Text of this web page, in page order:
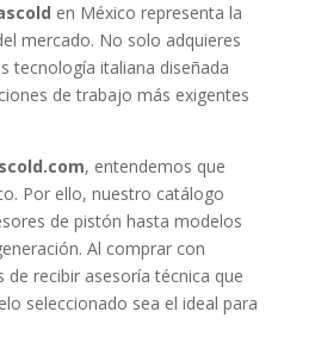
en México representa la
mercado. No solo adquieres
tecnología italiana diseñada
de trabajo más exigentes
, entendemos que
Por ello, nuestro catálogo
de pistón hasta modelos
Al comprar con
recibir asesoría técnica que
seleccionado sea el ideal para